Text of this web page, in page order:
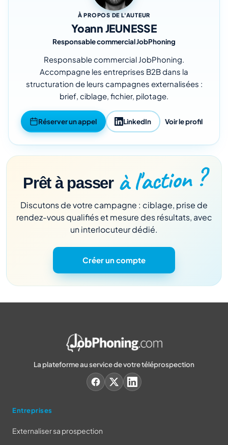
À PROPOS DE L'AUTEUR
Yoann JEUNESSE
Responsable commercial JobPhoning
Responsable commercial JobPhoning.
Accompagne les entreprises B2B dans la
structuration de leurs campagnes externalisées :
brief, ciblage, fichier, pilotage.
Réserver un appel LinkedIn Voir le profil
Prêt à passer à l'action ?
Discutons de votre campagne : ciblage, prise de
rendez-vous qualifiés et mesure des résultats, avec
un interlocuteur dédié.
Créer un compte
La plateforme au service de votre téléprospection
Entreprises
Externaliser sa prospection